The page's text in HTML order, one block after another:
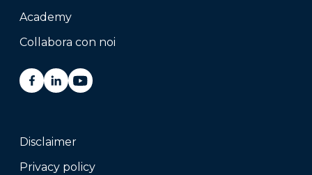
Academy
Collabora con noi
Disclaimer
Privacy policy